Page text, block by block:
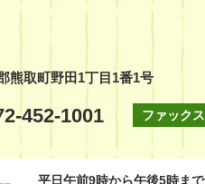
熊取町野田1丁目1番1号
452-1001 ファックス
平日午前9時から午後5時まで